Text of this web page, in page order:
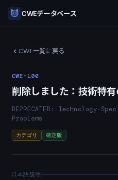
CWEデータベース
CWE一覧に戻る
CWE-100
削除しました：技術特
DEPRECATED: Technology-
Problems
カテゴリ 確定版
日本語説明